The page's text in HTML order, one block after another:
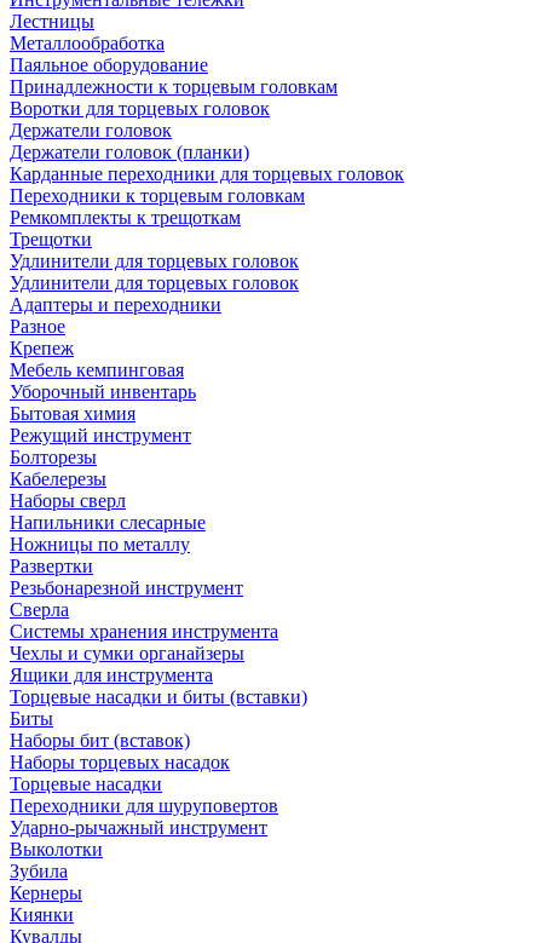
Лестницы
Металлообработка
Паяльное оборудование
Принадлежности к торцевым головкам
Воротки для торцевых головок
Держатели головок
Держатели головок (планки)
Карданные переходники для торцевых головок
Переходники к торцевым головкам
Ремкомплекты к трещоткам
Трещотки
Удлинители для торцевых головок
Удлинители для торцевых головок
Адаптеры и переходники
Разное
Крепеж
Мебель кемпинговая
Уборочный инвентарь
Бытовая химия
Режущий инструмент
Болторезы
Кабелерезы
Наборы сверл
Напильники слесарные
Ножницы по металлу
Развертки
Резьбонарезной инструмент
Сверла
Системы хранения инструмента
Чехлы и сумки органайзеры
Ящики для инструмента
Торцевые насадки и биты (вставки)
Биты
Наборы бит (вставок)
Наборы торцевых насадок
Торцевые насадки
Переходники для шуруповертов
Ударно-рычажный инструмент
Выколотки
Зубила
Кернеры
Киянки
Кувалды